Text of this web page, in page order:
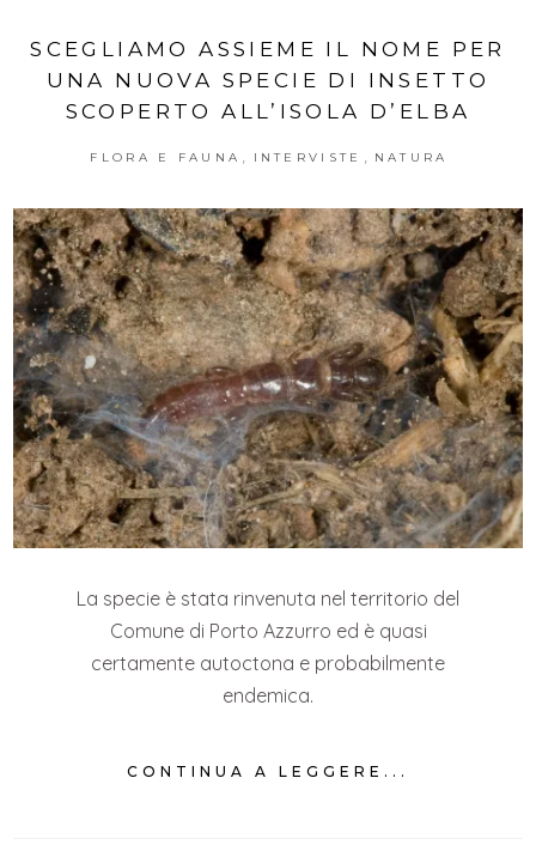
SCEGLIAMO ASSIEME IL NOME PER
UNA NUOVA SPECIE DI INSETTO
SCOPERTO ALL’ISOLA D’ELBA
FLORA E FAUNA INTERVISTE NATURA
La specie è stata rinvenuta nel territorio del
Comune di Porto Azzurro ed è quasi
certamente autoctona e probabilmente
endemica.
CONTINUA A LEGGERE...